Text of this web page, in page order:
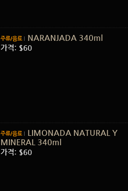
주류/음료 NARANJADA 340ml
가격: $60
주류/음료
LIMONADA NATURAL Y
MINERAL 340ml
가격: $60